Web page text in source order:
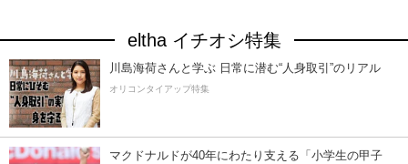
eltha イチオシ特集
川島海荷さんと学ぶ 日常に潜む“人身取引”のリアル
オリコンタイアップ特集
マクドナルドが40年にわたり支える「小学生の甲子